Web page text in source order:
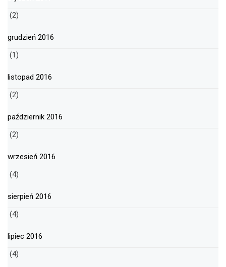
(2)
grudzień 2016
(1)
listopad 2016
(2)
październik 2016
(2)
wrzesień 2016
(4)
sierpień 2016
(4)
lipiec 2016
(4)